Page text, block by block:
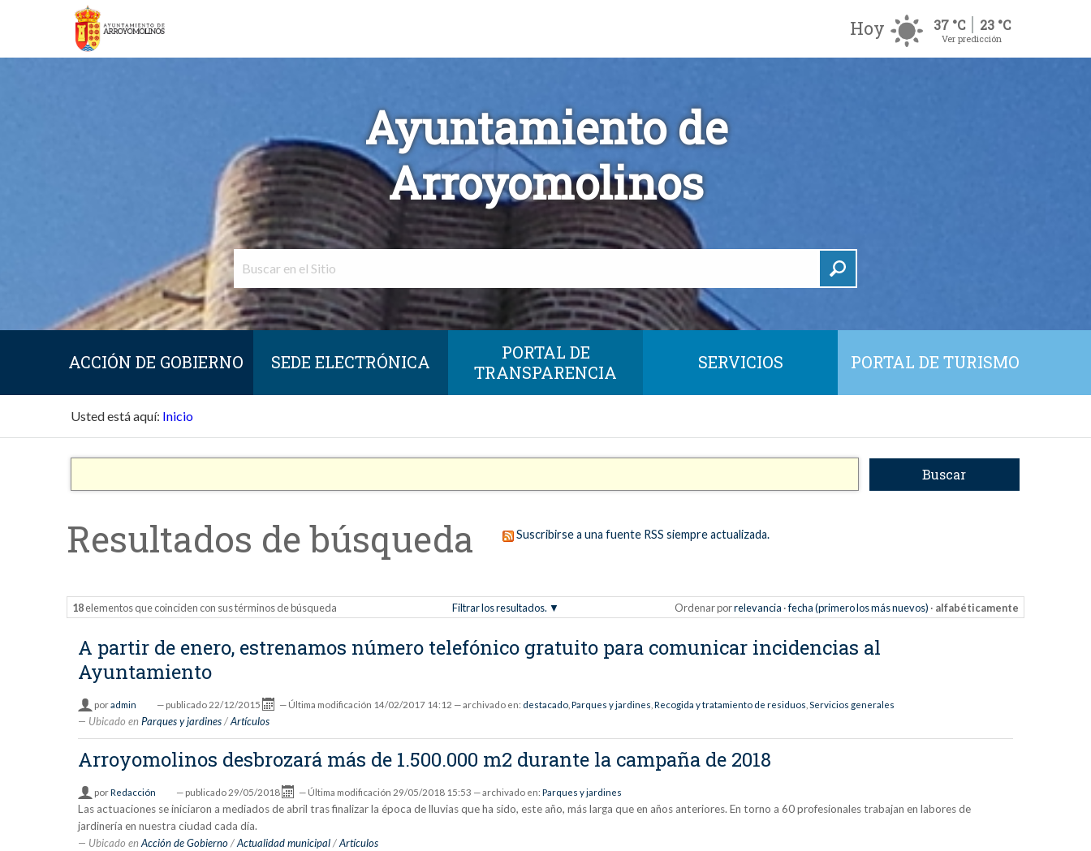
Hoy 37 °C 23 °C
Ver predicción
Ayuntamiento de
Arroyomolinos
ACCIÓN DE GOBIERNO SEDE ELECTRÓNICA
PORTAL DE
TRANSPARENCIA
SERVICIOS PORTAL DE TURISMO
Usted está aquí: Inicio
Resultados de búsqueda Suscribirse a una fuente RSS siempre actualizada.
18elementos que coinciden con sus términos de búsqueda Filtrar los resultados. Ordenar porrelevancia ·fecha (primero los más nuevos) · alfabéticamente
A partir de enero, estrenamos número telefónico gratuito para comunicar incidencias al
Ayuntamiento
poradmin — publicado22/12/2015 — Última modificación 14/02/2017 14:12 — archivado en: destacado ,Parques y jardines ,Recogida y tratamiento de residuos ,Servicios generales
Ubicado en Parques y jardines /Artículos
Arroyomolinos desbrozará más de 1.500.000 m2 durante la campaña de 2018
porRedacción — publicado29/05/2018 — Última modificación 29/05/2018 15:53 — archivado en:Parques y jardines
Las actuaciones se iniciaron a mediados de abril tras finalizar la época de lluvias que ha sido, este año, más larga que en años anteriores. En torno a 60 profesionales trabajan en labores de
jardinería en nuestra ciudad cada día.
Ubicado en Acción de Gobierno /Actualidad municipal /Artículos